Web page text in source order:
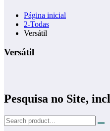
Página inicial
2-Todas
Versátil
Versátil
Pesquisa no Site,